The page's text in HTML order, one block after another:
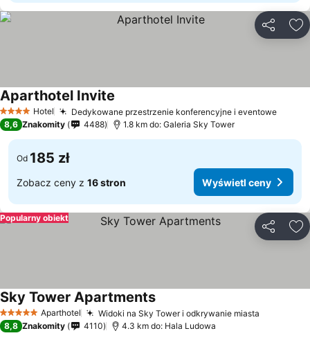
4 KategoriaHotel Dedykowane przestrzenie konferencyjne i eventowe
Aparthotel Invite
8,6 Znakomity 4488 1.8 km do: Galeria Sky Tower
Od 185 zł
Zobacz ceny z 16 stron Wyświetl ceny
Popularny obiekt
5 KategoriaAparthotel Widoki na Sky Tower i odkrywanie miasta
Sky Tower Apartments
8,8 Znakomity 4110 4.3 km do: Hala Ludowa